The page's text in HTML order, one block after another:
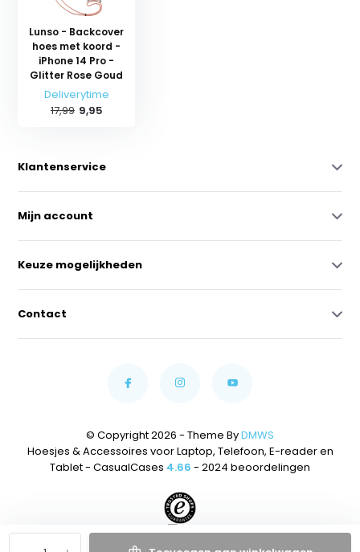
Lunso - Backcover
hoes met koord -
iPhone 14 Pro -
Glitter Rose Goud
Deliverytime
17,99 9,95
Klantenservice
Mijn account
Keuze mogelijkheden
Contact
© Copyright 2026 - Theme ByDMWS
Hoesjes & Accessoires voor Laptop, Telefoon, E-reader en
Tablet - CasualCases 4.66 - 2024 beoordelingen